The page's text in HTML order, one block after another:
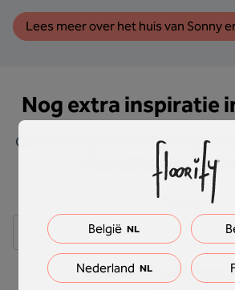
Lees meer over het huis van Sonny
Nog extra inspiratie
Ontvang inspirerende mailings
blijf op de hoogte van
E-mailadres
Ik ga akkoord met het
België NL
Nederland NL